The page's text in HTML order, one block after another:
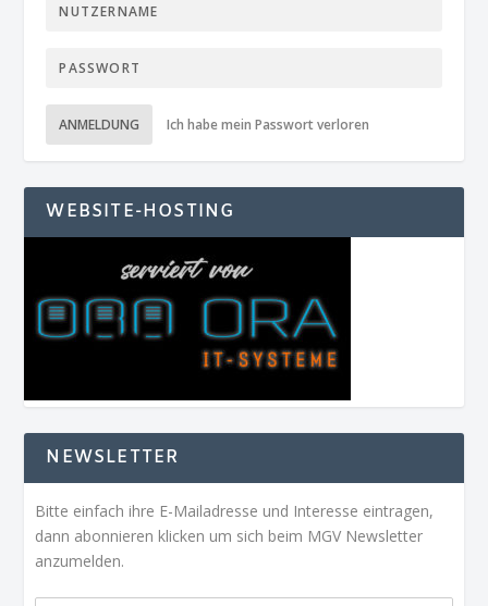
ANMELDUNG Ich habe mein Passwort verloren
WEBSITE-HOSTING
NEWSLETTER
Bitte einfach ihre E-Mailadresse und Interesse eintragen,
dann abonnieren klicken um sich beim MGV Newsletter
anzumelden.